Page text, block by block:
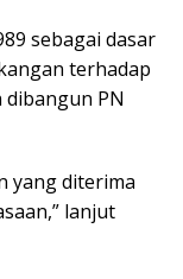
sebagai dasar
terhadap
PN
yang diterima
lanjut